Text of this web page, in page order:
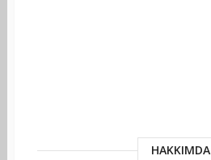
HAKKIMDA